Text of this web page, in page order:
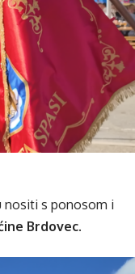
nositi s ponosom i
Brdovec.